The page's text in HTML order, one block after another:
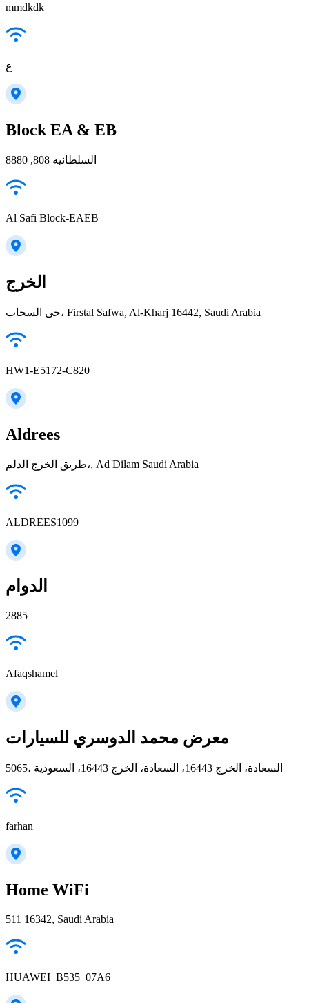
mmdkdk
ع
Block EA & EB
السلطانيه 808, 8880
Al Safi Block-EAEB
الخرج
حى السحاب، Firstal Safwa, Al-Kharj 16442, Saudi Arabia
HW1-E5172-C820
Aldrees
طريق الخرج الدلم،, Ad Dilam Saudi Arabia
ALDREES1099
الدوام
2885
Afaqshamel
معرض محمد الدوسري للسيارات
5065، السعادة، الخرج 16443، السعادة، الخرج 16443، السعودية
farhan
Home WiFi
511 16342, Saudi Arabia
HUAWEI_B535_07A6